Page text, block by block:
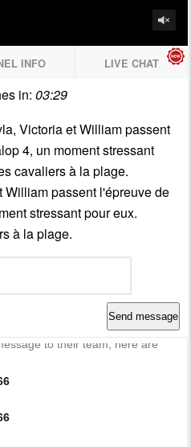
INFO LIVE CHAT
in: 03:29
Victoria et William passent
4, un moment stressant
cavaliers à la plage.
passent l'épreuve de
stressant pour eux.
à la plage.